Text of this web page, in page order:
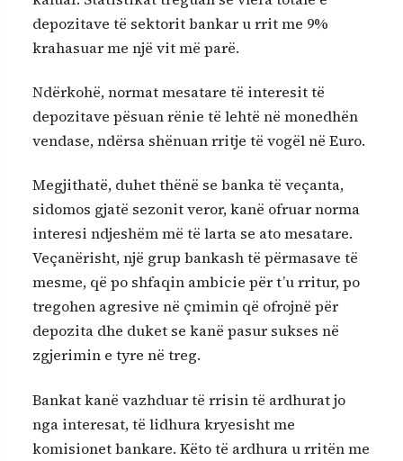
depozitave të sektorit bankar u rrit me 9%
krahasuar me një vit më parë.
Ndërkohë, normat mesatare të interesit të
depozitave pësuan rënie të lehtë në monedhën
vendase, ndërsa shënuan rritje të vogël në Euro.
Megjithatë, duhet thënë se banka të veçanta,
sidomos gjatë sezonit veror, kanë ofruar norma
interesi ndjeshëm më të larta se ato mesatare.
Veçanërisht, një grup bankash të përmasave të
mesme, që po shfaqin ambicie për t’u rritur, po
tregohen agresive në çmimin që ofrojnë për
depozita dhe duket se kanë pasur sukses në
zgjerimin e tyre në treg.
Bankat kanë vazhduar të rrisin të ardhurat jo
nga interesat, të lidhura kryesisht me
komisionet bankare. Këto të ardhura u rritën me